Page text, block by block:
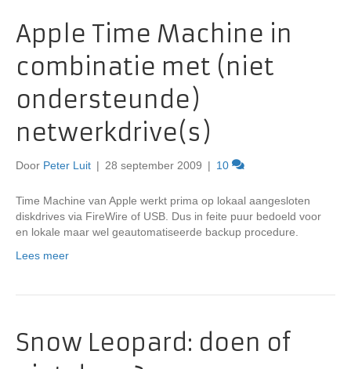
Apple Time Machine in
combinatie met (niet
ondersteunde)
netwerkdrive(s)
Door Peter Luit | 28 september 2009 | 10
Time Machine van Apple werkt prima op lokaal aangesloten
diskdrives via FireWire of USB. Dus in feite puur bedoeld voor
en lokale maar wel geautomatiseerde backup procedure.
Lees meer
Snow Leopard: doen of